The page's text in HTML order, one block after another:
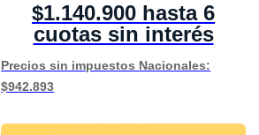
$1.140.900 hasta 6
cuotas sin interés
Precios sin impuestos Nacionales:
$942.893